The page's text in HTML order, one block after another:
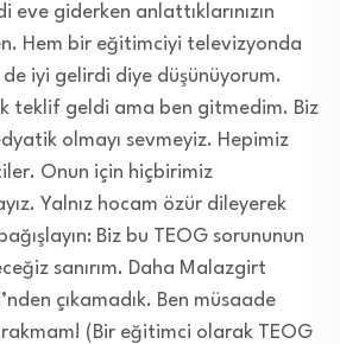
eve giderken anlattıklarınızın
Hem bir eğitimciyi televizyonda
iyi gelirdi diye düşünüyorum.
teklif geldi ama ben gitmedim. Biz
olmayı sevmeyiz. Hepimiz
Onun için hiçbirimiz
Yalnız hocam özür dileyerek
Biz bu TEOG sorununun
sanırım. Daha Malazgirt
çıkamadık. Ben müsaade
(Bir eğitimci olarak TEOG